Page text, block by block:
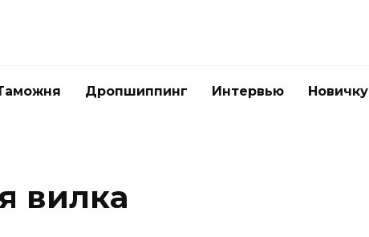
Дропшиппинг Интервью Новичку
вилка